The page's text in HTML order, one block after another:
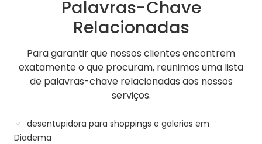
Palavras-Chave
Relacionadas
Para garantir que nossos clientes encontrem
exatamente o que procuram, reunimos uma lista
de palavras-chave relacionadas aos nossos
serviços.
desentupidora para shoppings e galerias em
Diadema